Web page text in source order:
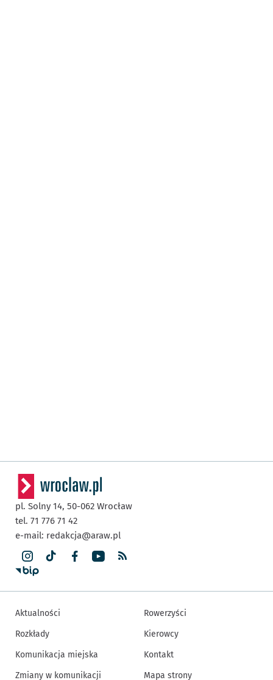
pl. Solny 14, 50-062 Wrocław
tel. 71 776 71 42
e-mail: redakcja@araw.pl
Aktualności
Rozkłady
Komunikacja miejska
Zmiany w komunikacji
Rowerzyści
Kierowcy
Kontakt
Mapa strony